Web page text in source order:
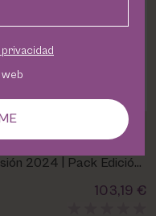
2024 | Pack Edición
103,19 €